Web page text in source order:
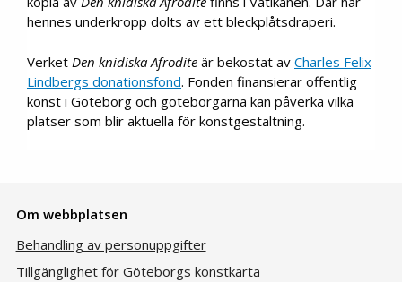
hennes underkropp dolts av ett bleckplåtsdraperi.
Verket Den knidiska Afrodite är bekostat av Charles Felix
Lindbergs donationsfond. Fonden finansierar offentlig
konst i Göteborg och göteborgarna kan påverka vilka
platser som blir aktuella för konstgestaltning.
Om webbplatsen
Behandling av personuppgifter
Tillgänglighet för Göteborgs konstkarta